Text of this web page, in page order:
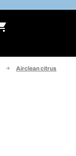
Airclean citrus